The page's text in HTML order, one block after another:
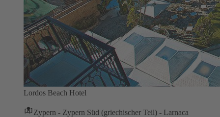
Lordos Beach Hotel
Zypern - Zypern Süd (griechischer Teil) - Larnaca